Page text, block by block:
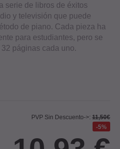
serie de libros de éxitos
y televisión que puede
de piano. Cada pieza ha
para estudiantes, pero se
páginas cada uno.
PVP Sin Descuento->: 11,50€
5%